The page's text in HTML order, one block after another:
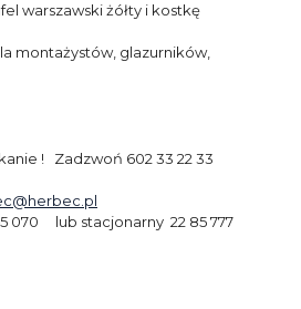
warszawski żółty i kostkę
montażystów, glazurników,
! Zadzwoń 602 33 22 33
070 lub stacjonarny 22 85 777